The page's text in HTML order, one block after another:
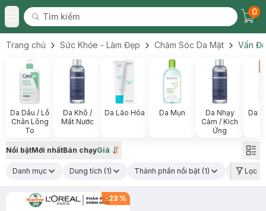
Toggle Menu
Tìm kiếm
Tìm kiếm
0
Trang chủ Sức Khỏe - Làm Đẹp Chăm Sóc Da Mặt Vấn
Da Dầu / Lỗ
Chân Lông
To
Da Khô /
Mất Nước
Da Lão Hóa Da Mụn
Da Nhạy
Cảm / Kích
Ứng
Da
Nổi bậtMới nhấtBán chạyGiá
Danh mục Dung tích (1) Thành phần nổi bật (1) Xuất xứ
Lọc
-23 %